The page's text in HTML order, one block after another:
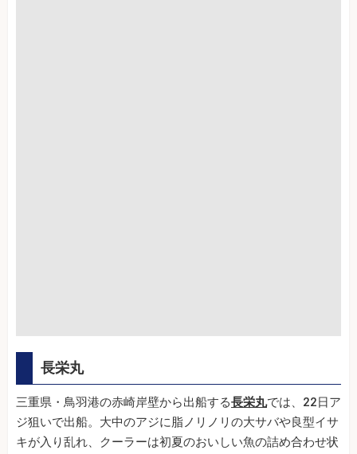
長栄丸
三重県・鳥羽港の赤崎岸壁から出船する長栄丸では、22日ア
ジ狙いで出船。大中のアジに脂ノリノリの大サバや良型イサ
キが入り乱れ、クーラーは初夏のおいしい魚の詰め合わせ状